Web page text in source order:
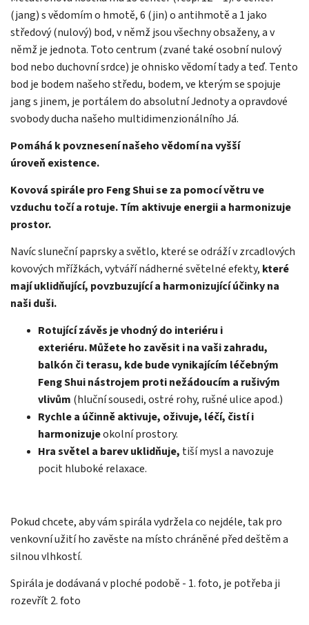
(jang) s vědomím o hmotě, 6 (jin) o antihmotě a 1 jako
středový (nulový) bod, v němž jsou všechny obsaženy, a v
němž je jednota. Toto centrum (zvané také osobní nulový
bod nebo duchovní srdce) je ohnisko vědomí tady a teď. Tento
bod je bodem našeho středu, bodem, ve kterým se spojuje
jang s jinem, je portálem do absolutní Jednoty a opravdové
svobody ducha našeho multidimenzionálního Já.
Pomáhá kpovznesenínašeho vědomína vyšší
úroveň existence.
Kovová spirále pro Feng Shui se za pomocí větru ve
vzduchu točí a rotuje. Tím aktivuje energii a harmonizuje
prostor.
Navíc sluneční paprsky a světlo, které se odráží v zrcadlových
kovových mřížkách, vytváří nádherné světelné efekty, které
mají uklidňující, povzbuzující a harmonizující účinky na
naši duši.
Rotující závěs je vhodný do interiéru i
exteriéru.Můžete ho zavěsit i na vaši zahradu,
balkón či terasu, kdebude vynikajícím léčebným
Feng Shui nástrojem proti nežádoucím a rušivým
vlivům (hluční sousedi, ostré rohy, rušné ulice apod.)
Rychle a účinně aktivuje, oživuje, léčí, čistí i
harmonizujeokolní prostory.
Hra světel a barev uklidňuje, tiší mysl a navozuje
pocit hluboké relaxace.
Pokud chcete, aby vám spirála vydržela co nejdéle, tak pro
venkovní užití ho zavěste na místo chráněné před deštěm a
silnou vlhkostí.
Spirála je dodávaná v ploché podobě - 1. foto, je potřeba ji
rozevřít 2. foto